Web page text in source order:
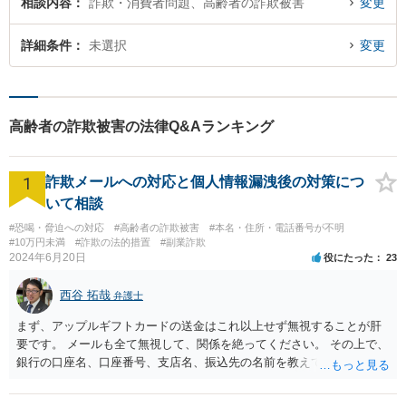
詳細条件 未選択 変更
高齢者の詐欺被害の法律Q&Aランキング
1
詐欺メールへの対応と個人情報漏洩後の対策につ
いて相談
#恐喝・脅迫への対応 #高齢者の詐欺被害
#本名・住所・電話番号が不明
#10万円未満
#詐欺の法的措置 #副業詐欺
2024年6月20日 役にたった 23
西谷 拓哉 弁護士
まず、アップルギフトカードの送金はこれ以上せず無視することが肝
要です。 メールも全て無視して、関係を絶ってください。 その上で、
銀行の口座名、口座番号、支店名、振込先の名前を教えてしまってい
はありません。 そのため、現時点でとくに、詳細不明の入金がないこ